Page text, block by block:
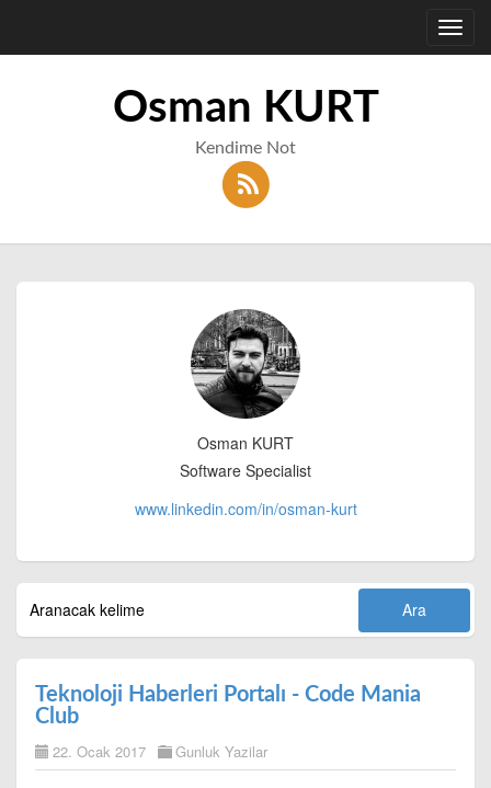
Osman KURT
Kendime Not
Osman KURT
Software Specialist
www.linkedin.com/in/osman-kurt
Teknoloji Haberleri Portalı - Code Mania
Club
22. Ocak 2017 Gunluk Yazilar